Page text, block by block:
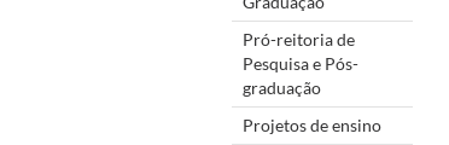
Pró-reitoria de
Pesquisa e Pós-
graduação
Projetos de ensino